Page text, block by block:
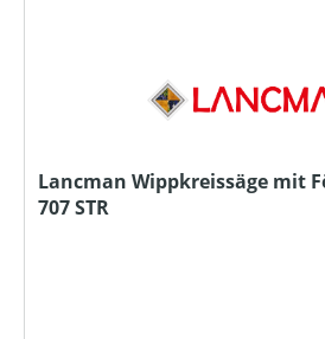
Lancman Wippkreissäge mit
707 STR